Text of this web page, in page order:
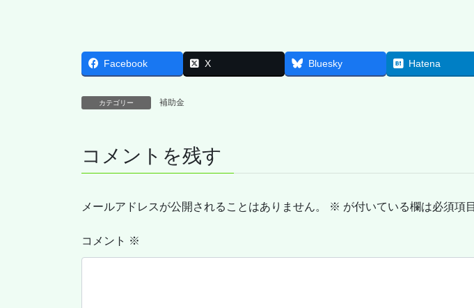
Facebook X Bluesky Hatena
カテゴリー 補助金
コメントを残す
メールアドレスが公開されることはありません。 ※ が付いている欄は必須項
コメント ※